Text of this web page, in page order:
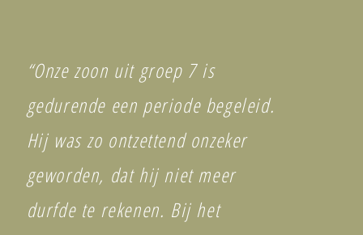
“Onze zoon uit groep 7 is
gedurende een periode begeleid.
Hij was zo ontzettend onzeker
geworden, dat hij niet meer
durfde te rekenen. Bij het